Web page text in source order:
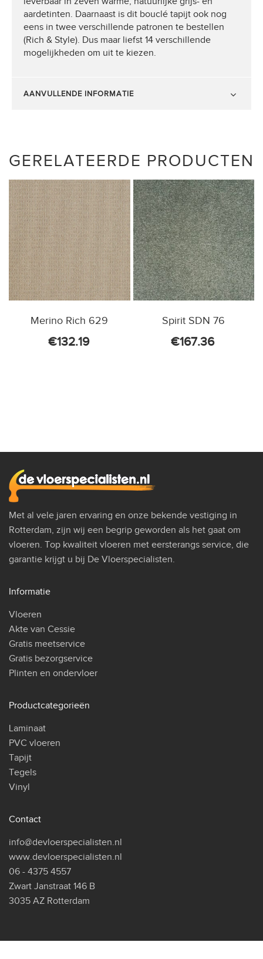
aardetinten. Daarnaast is dit bouclé tapijt ook nog
eens in twee verschillende patronen te bestellen
(Rich & Style). Dus maar liefst 14 verschillende
mogelijkheden om uit te kiezen.
AANVULLENDE INFORMATIE
GERELATEERDE PRODUCTEN
Merino Rich 629
€132.19
Spirit SDN 76
€167.36
Met al vele jaren ervaring en onze bekende vestiging in
Rotterdam, zijn wij een begrip geworden als het gaat om
vloeren. Top kwaliteit vloeren met eersterangs service, die
garantie krijgt u bij De Vloerspecialisten.
Informatie
Vloeren
Akte van Cessie
Gratis meetservice
Gratis bezorgservice
Plinten en ondervloer
Productcategorieën
Laminaat
PVC vloeren
Tapijt
Tegels
Vinyl
Contact
info@devloerspecialisten.nl
www.devloerspecialisten.nl
06 - 4375 4557
Zwart Janstraat 146 B
3035 AZ Rotterdam